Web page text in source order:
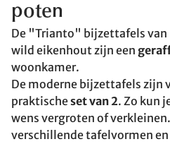
poten
De "Trianto" bijzettafels
wild eikenhout zijn een
woonkamer.
De moderne bijzettafels zijn
praktischeset van 2. Zo kun
wens vergroten of
verschillende tafelvormen